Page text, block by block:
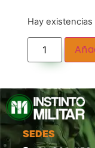
Hay existencias
SEDES